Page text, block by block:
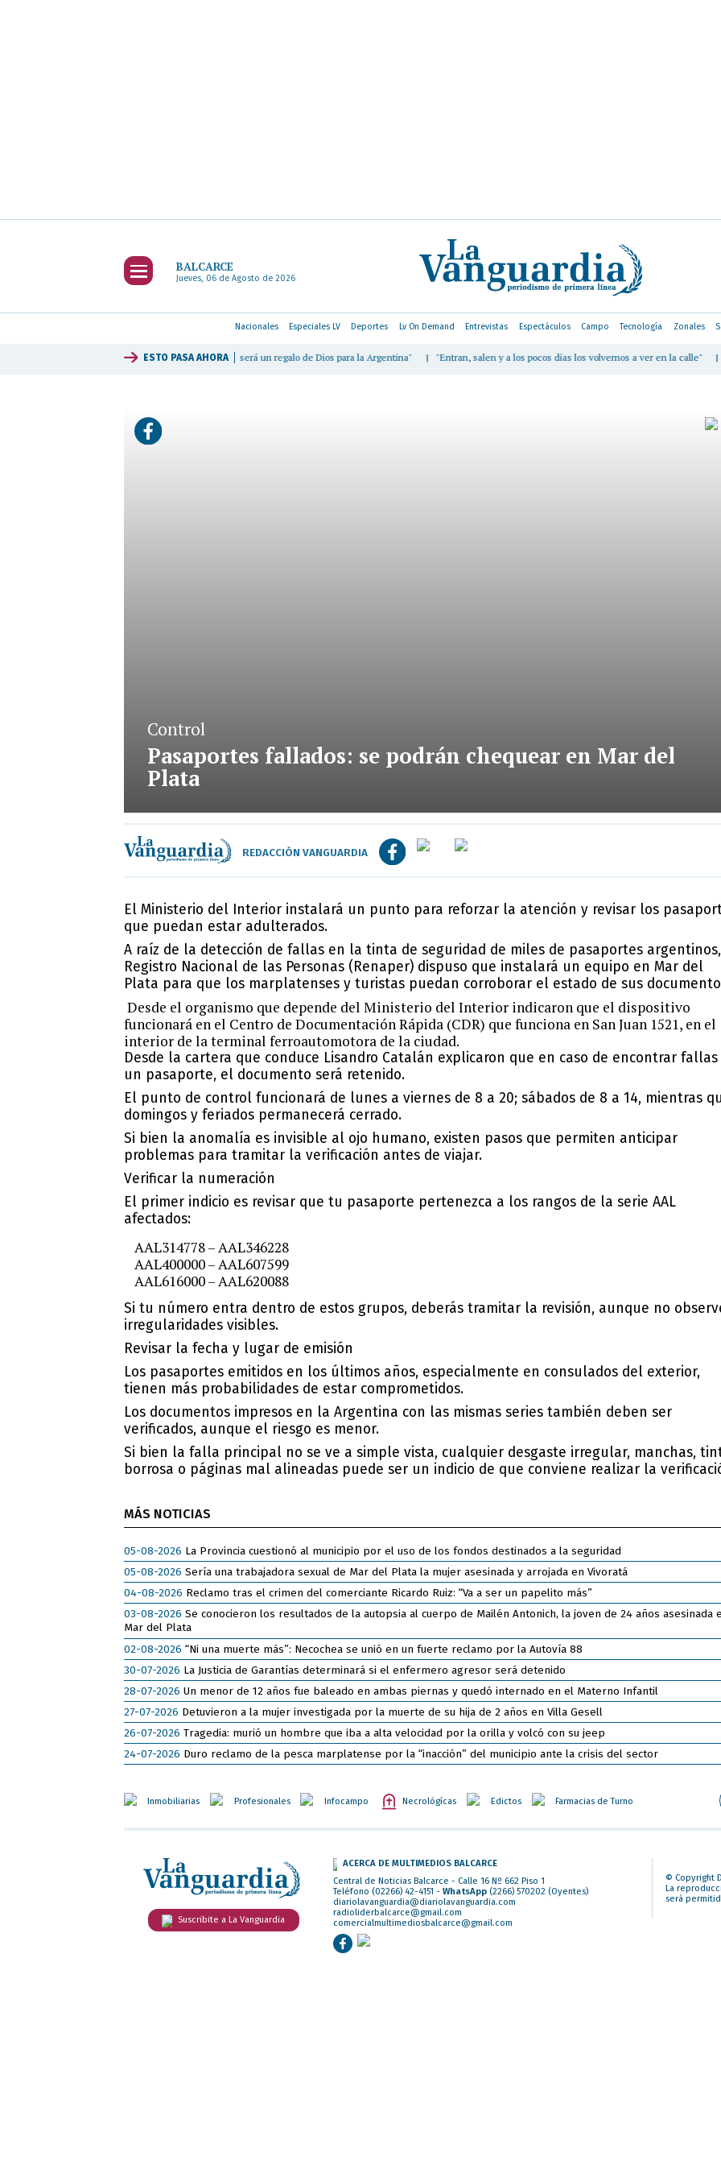
BALCARCE
Jueves, 06 de Agosto de 2026
Nacionales Especiales LV Deportes Lv On Demand Entrevistas Espectáculos Campo Tecnología Zonales
ESTO PASAAHORA
"La visita del Papa León XIV será un regalo de Dios para la Argentina" | "Entran, salen y a los pocos días los volvemos a ver en la calle" |Cunqueiro
Control
Pasaportes fallados: se podrán chequear en Mar del
Plata
REDACCIÓN VANGUARDIA
El Ministerio del Interior instalará un punto para reforzar la atención y revisar los
que puedan estar adulterados.
A raíz de la detección de fallas en la tinta de seguridad de miles de pasaportes
Registro Nacional de las Personas (Renaper) dispuso que instalará un equipo en Mar del
Plata para que los marplatenses y turistas puedan corroborar el estado de sus
Desde el organismo que depende del Ministerio del Interior indicaron que el dispositivo
funcionará en el Centro de Documentación Rápida (CDR) que funciona en San Juan 1521, en el
interior de la terminal ferroautomotora de la ciudad.
Desde la cartera que conduce Lisandro Catalán explicaron que en caso de encontrar fallas
un pasaporte, el documento será retenido.
El punto de control funcionará de lunes a viernes de 8 a 20; sábados de 8 a 14, mientras
domingos y feriados permanecerá cerrado.
Si bien la anomalía es invisible al ojo humano, existen pasos que permiten anticipar
problemaspara tramitar la verificación antes de viajar.
Verificar la numeración
El primer indicio es revisar que tu pasaporte pertenezca a los rangos de la serie AAL
afectados:
AAL314778 – AAL346228
AAL400000 – AAL607599
AAL616000 – AAL620088
Si tu número entra dentro de estos grupos, deberás tramitar la revisión, aunque no
irregularidades visibles.
Revisar la fecha y lugar de emisión
Los pasaportes emitidos en los últimos años, especialmente en consulados del exterior,
tienen más probabilidades de estar comprometidos.
Los documentos impresos en la Argentina con las mismas series también deben ser
verificados, aunque el riesgo es menor.
Si bien la falla principal no se ve a simple vista, cualquier desgaste irregular, manchas,
borrosa o páginas mal alineadaspuede ser un indicio de que conviene realizar la
MÁS NOTICIAS
05-08-2026 La Provincia cuestionó al municipio por el uso de los fondos destinados a la seguridad
05-08-2026 Sería una trabajadora sexual de Mar del Plata la mujer asesinada y arrojada en Vivoratá
04-08-2026 Reclamo tras el crimen del comerciante Ricardo Ruiz: “Va a ser un papelito más”
03-08-2026 Se conocieron los resultados de la autopsia al cuerpo de Mailén Antonich, la joven de 24 años asesinada
Mar del Plata
02-08-2026 “Ni una muerte más”: Necochea se unió en un fuerte reclamo por la Autovía 88
30-07-2026 La Justicia de Garantías determinará si el enfermero agresor será detenido
28-07-2026 Un menor de 12 años fue baleado en ambas piernas y quedó internado en el Materno Infantil
27-07-2026 Detuvieron a la mujer investigada por la muerte de su hija de 2 años en Villa Gesell
26-07-2026 Tragedia: murió un hombre que iba a alta velocidad por la orilla y volcó con su jeep
24-07-2026 Duro reclamo de la pesca marplatense por la “inacción” del municipio ante la crisis del sector
Inmobiliarias Profesionales Infocampo Necrológícas Edictos Farmacias de Turno
Suscribite a La Vanguardia
ACERCA DE MULTIMEDIOS BALCARCE
Central de Noticias Balcarce - Calle 16 Nº 662 Piso 1
Teléfono (02266) 42-4151 - WhatsApp (2266) 570202 (Oyentes)
diariolavanguardia@diariolavanguardia.com
radioliderbalcarce@gmail.com
comercialmultimediosbalcarce@gmail.com
© Copyright
La
será